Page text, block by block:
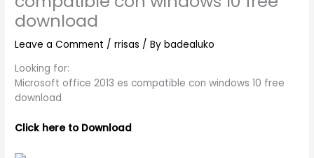
download
Leave a Comment /rrisas / Bybadealuko
Looking for:
Microsoft office 2013 es compatible con windows 10 free
download
Click here to Download